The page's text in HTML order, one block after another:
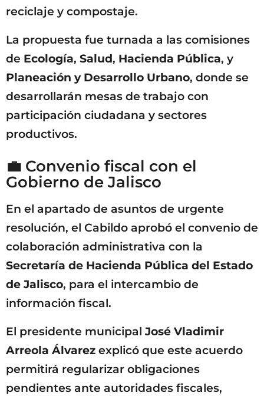
reciclaje y compostaje.
La propuesta fue turnada a las comisiones
de Ecología, Salud, Hacienda Pública, y
Planeación y Desarrollo Urbano, donde se
desarrollarán mesas de trabajo con
participación ciudadana y sectores
productivos.
💼 Convenio fiscal con el
Gobierno de Jalisco
En el apartado de asuntos de urgente
resolución, el Cabildo aprobó el convenio de
colaboración administrativa con la
Secretaría de Hacienda Pública del Estado
de Jalisco, para el intercambio de
información fiscal.
El presidente municipal José Vladimir
Arreola Álvarez explicó que este acuerdo
permitirá regularizar obligaciones
pendientes ante autoridades fiscales,